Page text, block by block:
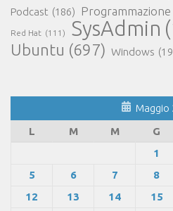
Podcast (186) Programmazione
Red Hat (111) SysAdmin
Ubuntu (697) Windows
Maggio
L
M M G
1
5
6 7 8
12
13 14 15